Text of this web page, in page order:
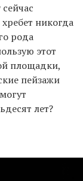
никогда
рода
этот
площадки,
пейзажи
лет?